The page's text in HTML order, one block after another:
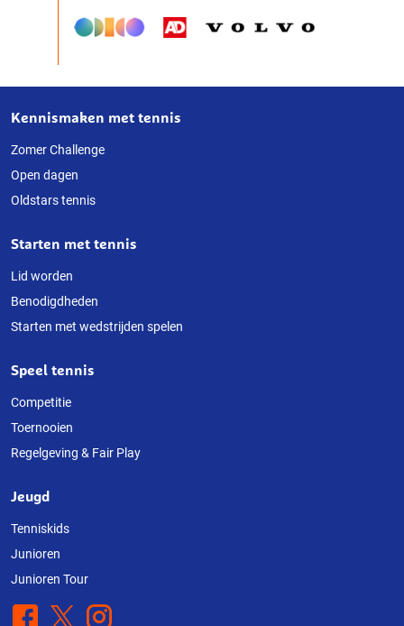
Over
deze
website
Kennismaken met tennis
Zomer Challenge
Open dagen
Oldstars tennis
Starten met tennis
Lid worden
Benodigdheden
Starten met wedstrijden spelen
Speel tennis
Competitie
Toernooien
Regelgeving & Fair Play
Jeugd
Tenniskids
Junioren
Junioren Tour
Facebook
X Instagram